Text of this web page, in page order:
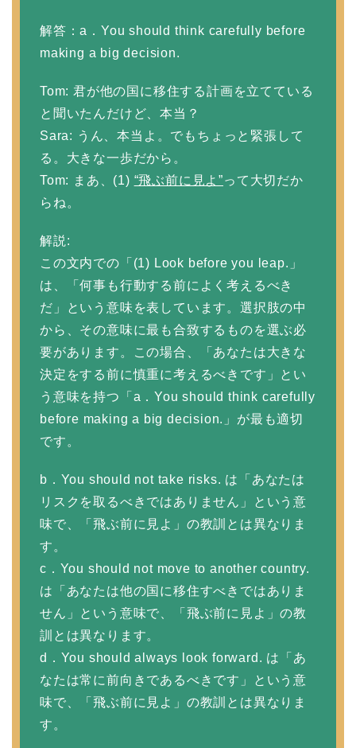
解答：a．You should think carefully before
making a big decision.
Tom: 君が他の国に移住する計画を立てている
と聞いたんだけど、本当？
Sara: うん、本当よ。でもちょっと緊張して
る。大きな一歩だから。
Tom: まあ、(1) “飛ぶ前に見よ”って大切だか
らね。
解説:
この文内での「(1) Look before you leap.」
は、「何事も行動する前によく考えるべき
だ」という意味を表しています。選択肢の中
から、その意味に最も合致するものを選ぶ必
要があります。この場合、「あなたは大きな
決定をする前に慎重に考えるべきです」とい
う意味を持つ「a．You should think carefully
before making a big decision.」が最も適切
です。
b．You should not take risks. は「あなたは
リスクを取るべきではありません」という意
味で、「飛ぶ前に見よ」の教訓とは異なりま
す。
c．You should not move to another country.
は「あなたは他の国に移住すべきではありま
せん」という意味で、「飛ぶ前に見よ」の教
訓とは異なります。
d．You should always look forward. は「あ
なたは常に前向きであるべきです」という意
味で、「飛ぶ前に見よ」の教訓とは異なりま
す。